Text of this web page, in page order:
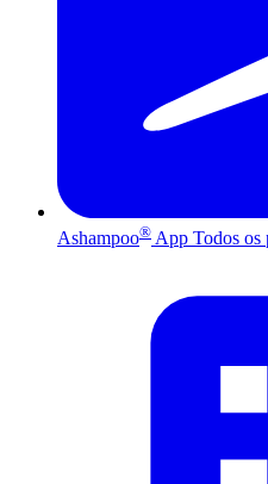
Ashampoo® App Todos os